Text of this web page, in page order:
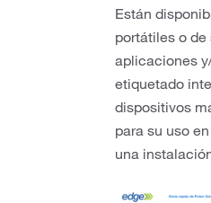
Están
portátiles o
aplicaciones
etiquetado
dispositivos
para su uso
una